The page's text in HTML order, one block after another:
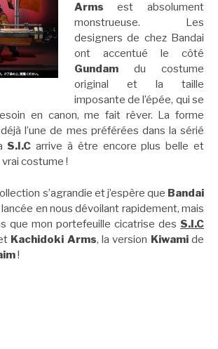
Arms est absolument
monstrueuse. Les
designers de chez Bandai
ont accentué le côté
Gundamdu costume
original et la taille
imposante de l’épée, qui se
en canon, me fait rêver. La forme
l’une de mes préférées dans la sérié
S.I.C arrive à être encore plus belle et
costume !
s’agrandie et j’espère que Bandai
en nous dévoilant rapidement, mais
que mon portefeuille cicatrise des S.I.C
Kachidoki Arms, la version Kiwamide
!